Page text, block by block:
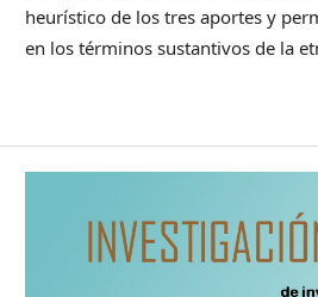
heurístico de los tres aportes y
en los términos sustantivos de la